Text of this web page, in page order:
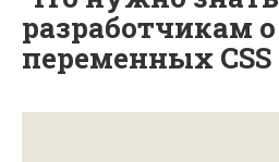
разработчикам о
переменных CSS